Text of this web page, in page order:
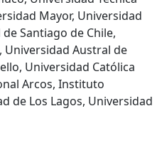
Mayor, Universidad
Santiago de Chile,
Universidad Austral de
Universidad Católica
Arcos, Instituto
de Los Lagos, Universidad